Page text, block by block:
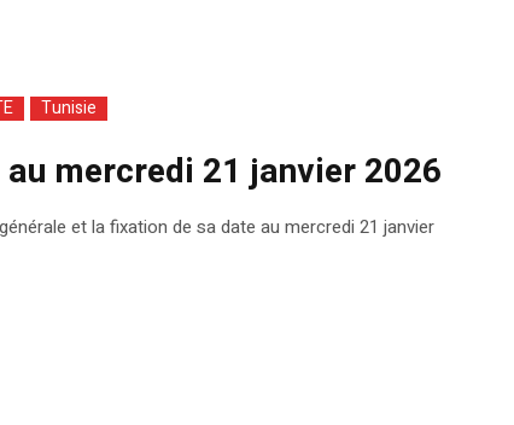
Tunisie
mercredi 21 janvier 2026
et la fixation de sa date au mercredi 21 janvier